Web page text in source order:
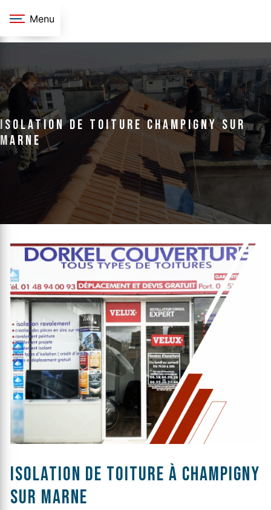
Menu
isolation de toiture Champigny sur
marne
isolation de toiture à Champigny
sur marne